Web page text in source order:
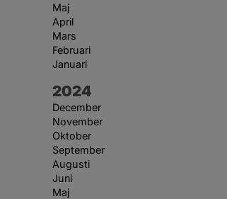
Maj
April
Mars
Februari
Januari
År:
2024
December
November
Oktober
September
Augusti
Juni
Maj